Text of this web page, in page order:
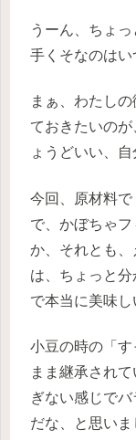
うーん、ちょ
手くそなのはい
まぁ、わたし
ておきたいの
ょうどいい、自
今回、原材料
で、かぼちゃ
か、それとも
は、ちょっと
で本当に美味し
小豆の時の「
まま継承され
ぎない感じで
だな、と思いま